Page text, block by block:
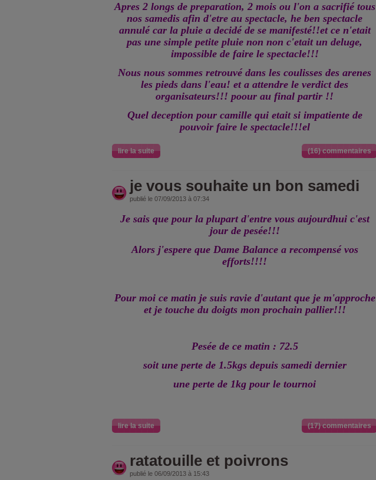
Apres 2 longs de preparation, 2 mois ou l'on a sacrifié tous
nos samedis afin d'etre au spectacle, he ben spectacle
annulé car la pluie a decidé de se manifesté!!et ce n'etait
pas une simple petite pluie non non c'etait un deluge,
impossible de faire le spectacle!!!
Nous nous sommes retrouvé dans les coulisses des arenes
les pieds dans l'eau! et a attendre le verdict des
organisateurs!!! poour au final partir !!
Quel deception pour camille qui etait si impatiente de
pouvoir faire le spectacle!!!el
lire la suite (16) commentaires
je vous souhaite un bon samedi
publié le 07/09/2013 à 07:34
Je sais que pour la plupart d'entre vous aujourdhui c'est
jour de pesée!!!
Alors j'espere que Dame Balance a recompensé vos
efforts!!!!
Pour moi ce matin je suis ravie d'autant que je m'approche
et je touche du doigts mon prochain pallier!!!
Pesée de ce matin : 72.5
soit une perte de 1.5kgs depuis samedi dernier
une perte de 1kg pour le tournoi
lire la suite (17) commentaires
ratatouille et poivrons
publié le 06/09/2013 à 15:43